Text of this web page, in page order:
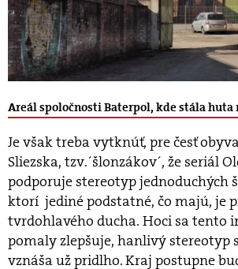
Areál spoločnosti Baterpol, kde stála huta
Je však treba vytknúť, pre česť
Sliezska, tzv.´šlonzákov´, že seriál
podporuje stereotyp jednoduchých
ktorí jediné podstatné, čo majú, je
tvrdohlavého ducha. Hoci sa tento
pomaly zlepšuje, hanlivý stereotyp
vznáša už pridlho. Kraj postupne